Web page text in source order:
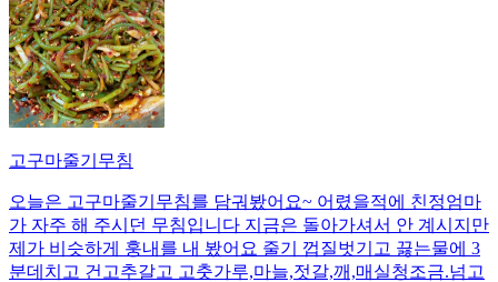
고구마줄기무침
오늘은 고구마줄기무침를 담궈봤어요~ 어렸을적에 친정엄마
가 자주 해 주시던 무침입니다 지금은 돌아가셔서 안 계시지만
제가 비슷하게 훙내를 내 봤어요 줄기 껍질벗기고 끓는물에 3
분데치고 건고추갈고 고춧가루,마늘,젓갈,깨,매실청조금.넘고